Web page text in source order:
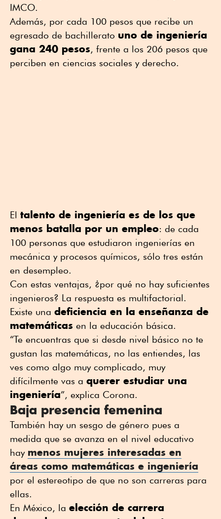
IMCO.
Además, por cada 100 pesos que recibe un
egresado de bachillerato uno de ingeniería
gana 240 pesos, frente a los 206 pesos que
perciben en ciencias sociales y derecho.
El talento de ingeniería es de los que
menos batalla por un empleo: de cada
100 personas que estudiaron ingenierías en
mecánica y procesos químicos, sólo tres están
en desempleo.
Con estas ventajas, ¿por qué no hay suficientes
ingenieros? La respuesta es multifactorial.
Existe una deficiencia en la enseñanza de
matemáticas en la educación básica.
“Te encuentras que si desde nivel básico no te
gustan las matemáticas, no las entiendes, las
ves como algo muy complicado, muy
difícilmente vas a querer estudiar una
ingeniería”, explica Corona.
Baja presencia femenina
También hay un sesgo de género pues a
medida que se avanza en el nivel educativo
hay menos mujeres interesadas en
áreas como matemáticas e ingeniería
por el estereotipo de que no son carreras para
ellas.
En México, la elección de carrera